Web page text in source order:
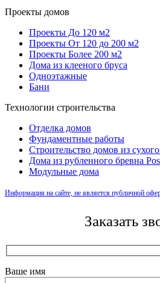
Проекты домов
Проекты До 120 м2
Проекты От 120 до 200 м2
Проекты Более 200 м2
Дома из клееного бруса
Одноэтажные
Бани
Технологии строительства
Отделка домов
Фундаментные работы
Строительство домов из
Дома из рубленного бревна
Модульные дома
Информация на сайте, не является публичной
Заказать
Ваше имя